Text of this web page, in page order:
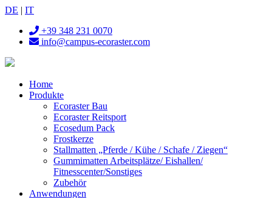
DE | IT
+39 348 231 0070
info@campus-ecoraster.com
Home
Produkte
Ecoraster Bau
Ecoraster Reitsport
Ecosedum Pack
Frostkerze
Stallmatten „Pferde / Kühe / Schafe / Ziegen“
Gummimatten Arbeitsplätze/ Eishallen/
Fitnesscenter/Sonstiges
Zubehör
Anwendungen